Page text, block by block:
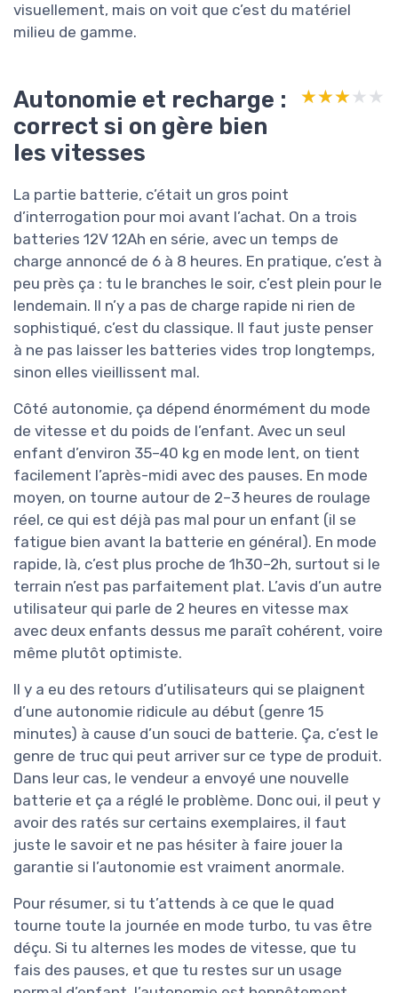
visuellement, mais on voit que c’est du matériel
milieu de gamme.
Autonomie et recharge :
correct si on gère bien
les vitesses
★★★★★
★★★★★
La partie batterie, c’était un gros point
d’interrogation pour moi avant l’achat. On a trois
batteries 12V 12Ah en série, avec un temps de
charge annoncé de 6 à 8 heures. En pratique, c’est à
peu près ça : tu le branches le soir, c’est plein pour le
lendemain. Il n’y a pas de charge rapide ni rien de
sophistiqué, c’est du classique. Il faut juste penser
à ne pas laisser les batteries vides trop longtemps,
sinon elles vieillissent mal.
Côté autonomie, ça dépend énormément du mode
de vitesse et du poids de l’enfant. Avec un seul
enfant d’environ 35–40 kg en mode lent, on tient
facilement l’après-midi avec des pauses. En mode
moyen, on tourne autour de 2–3 heures de roulage
réel, ce qui est déjà pas mal pour un enfant (il se
fatigue bien avant la batterie en général). En mode
rapide, là, c’est plus proche de 1h30–2h, surtout si le
terrain n’est pas parfaitement plat. L’avis d’un autre
utilisateur qui parle de 2 heures en vitesse max
avec deux enfants dessus me paraît cohérent, voire
même plutôt optimiste.
Il y a eu des retours d’utilisateurs qui se plaignent
d’une autonomie ridicule au début (genre 15
minutes) à cause d’un souci de batterie. Ça, c’est le
genre de truc qui peut arriver sur ce type de produit.
Dans leur cas, le vendeur a envoyé une nouvelle
batterie et ça a réglé le problème. Donc oui, il peut y
avoir des ratés sur certains exemplaires, il faut
juste le savoir et ne pas hésiter à faire jouer la
garantie si l’autonomie est vraiment anormale.
Pour résumer, si tu t’attends à ce que le quad
tourne toute la journée en mode turbo, tu vas être
déçu. Si tu alternes les modes de vitesse, que tu
fais des pauses, et que tu restes sur un usage